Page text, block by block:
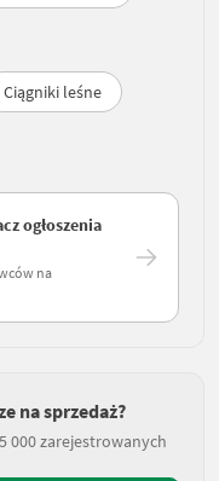
Ciągniki leśne
ogłoszenia
na
na sprzedaż?
000 zarejestrowanych